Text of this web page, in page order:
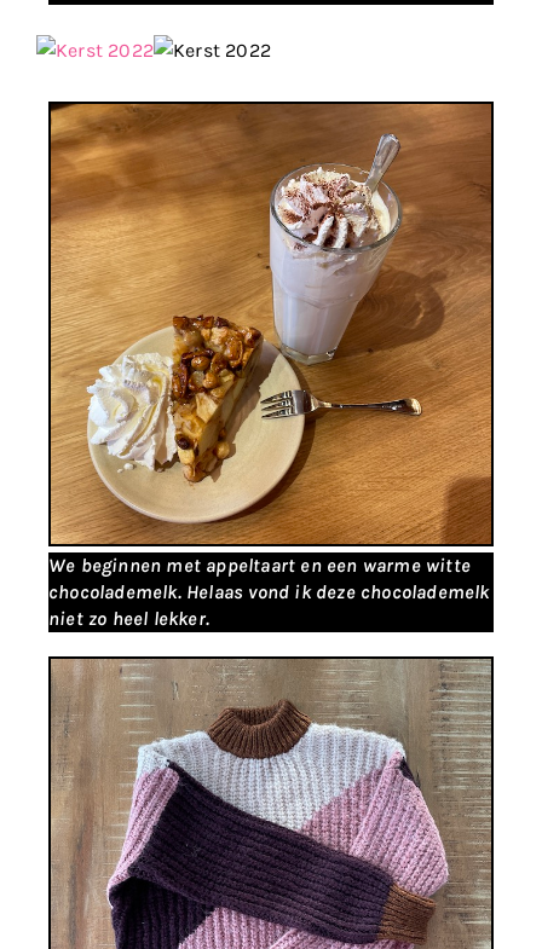
We beginnen met appeltaart en een warme witte
chocolademelk. Helaas vond ik deze chocolademelk
niet zo heel lekker.